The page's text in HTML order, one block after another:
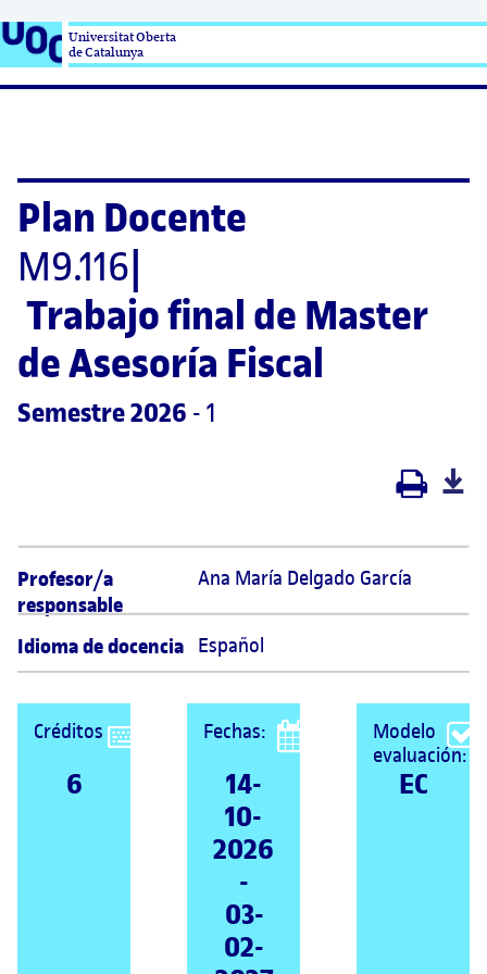
Universitat Oberta
de Catalunya
Plan Docente
M9.116
Trabajo final de Master
de Asesoría Fiscal
Semestre 2026 - 1
Profesor/a
responsable
Ana María Delgado García
Idioma de docencia Español
Créditos
6
Fechas:
14-
10-
2026
-
03-
02-
Modelo
evaluación:
EC